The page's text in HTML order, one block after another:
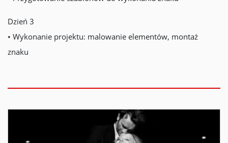
Dzień 3
• Wykonanie projektu: malowanie elementów, montaż
znaku